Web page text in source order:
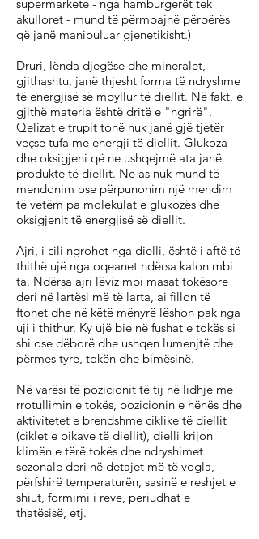
supermarkete - nga hamburgerët tek
akulloret - mund të përmbajnë përbërës
që janë manipuluar gjenetikisht.)
Druri, lënda djegëse dhe mineralet,
gjithashtu, janë thjesht forma të ndryshme
të energjisë së mbyllur të diellit. Në fakt, e
gjithë materia është dritë e "ngrirë".
Qelizat e trupit tonë nuk janë gjë tjetër
veçse tufa me energji të diellit. Glukoza
dhe oksigjeni që ne ushqejmë ata janë
produkte të diellit. Ne as nuk mund të
mendonim ose përpunonim një mendim
të vetëm pa molekulat e glukozës dhe
oksigjenit të energjisë së diellit.
Ajri, i cili ngrohet nga dielli, është i aftë të
thithë ujë nga oqeanet ndërsa kalon mbi
ta. Ndërsa ajri lëviz mbi masat tokësore
deri në lartësi më të larta, ai fillon të
ftohet dhe në këtë mënyrë lëshon pak nga
uji i thithur. Ky ujë bie në fushat e tokës si
shi ose dëborë dhe ushqen lumenjtë dhe
përmes tyre, tokën dhe bimësinë.
Në varësi të pozicionit të tij në lidhje me
rrotullimin e tokës, pozicionin e hënës dhe
aktivitetet e brendshme ciklike të diellit
(ciklet e pikave të diellit), dielli krijon
klimën e tërë tokës dhe ndryshimet
sezonale deri në detajet më të vogla,
përfshirë temperaturën, sasinë e reshjet e
shiut, formimi i reve, periudhat e
thatësisë, etj.